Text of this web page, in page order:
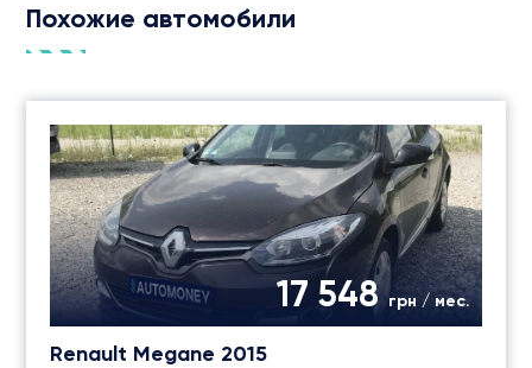
Похожие автомобили
17 548грн / мес.
Renault Megane 2015